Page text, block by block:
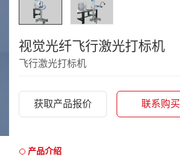
视觉光纤飞行激光打标机
飞行激光打标机
获取产品报价 联系购买
产品介绍